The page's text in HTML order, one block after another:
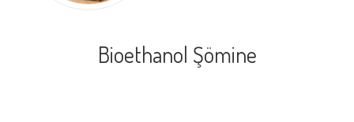
Bioethanol Şömine